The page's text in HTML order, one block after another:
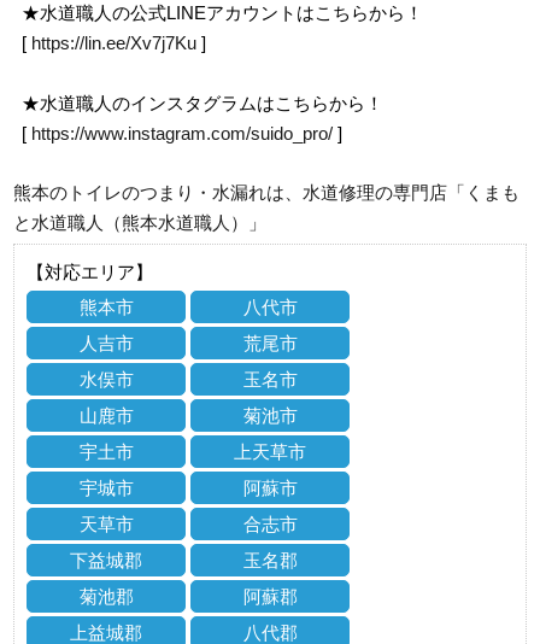
★水道職人の公式LINEアカウントはこちらから！
[ https://lin.ee/Xv7j7Ku ]
★水道職人のインスタグラムはこちらから！
[ https://www.instagram.com/suido_pro/ ]
熊本のトイレのつまり・水漏れは、水道修理の専門店「くまも
と水道職人（熊本水道職人）」
【対応エリア】
熊本市
八代市
人吉市
荒尾市
水俣市
玉名市
山鹿市
菊池市
宇土市
上天草市
宇城市
阿蘇市
天草市
合志市
下益城郡
玉名郡
菊池郡
阿蘇郡
上益城郡
八代郡